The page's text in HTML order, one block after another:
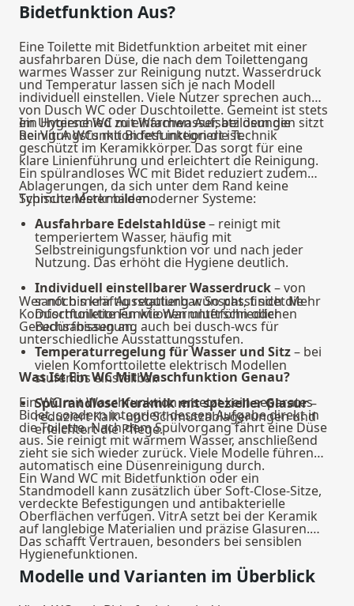
Bidetfunktion Aus?
Eine Toilette mit Bidetfunktion arbeitet mit einer
ausfahrbaren Düse, die nach dem Toilettengang
warmes Wasser zur Reinigung nutzt. Wasserdruck
und Temperatur lassen sich je nach Modell
individuell einstellen. Viele Nutzer sprechen auch
von Dusch WC oder Duschtoilette. Gemeint ist stets
ein Hygiene WC mit Warmwasser, bei dem die
Reinigungsfunktion fest integriert ist.
Im Unterschied zu einfachen Aufsatzlösungen sitzt
bei VitrA WCs mit Bidetfunktion die Technik
geschützt im Keramikkörper. Das sorgt für eine
klare Linienführung und erleichtert die Reinigung.
Ein spülrandloses WC mit Bidet reduziert zudem
Ablagerungen, da sich unter dem Rand keine
Schmutznester bilden.
Typische Merkmale moderner Systeme:
Ausfahrbare Edelstahldüse– reinigt mit
temperiertem Wasser, häufig mit
Selbstreinigungsfunktion vor und nach jeder
Nutzung. Das erhöht die Hygiene deutlich.
Individuell einstellbarer Wasserdruck– von
sanft bis kräftig regulierbar. So passt sich die
Duschtoilette Funktionen unterschiedlichen
Bedürfnissen an.
Temperaturregelung für Wasser und Sitz– bei
vielen Komforttoilette elektrisch Modellen
stufenlos einstellbar.
Spülrandlose Keramik mit spezieller Glasur–
reduziert Kalk- und Schmutzablagerungen und
erleichtert die Pflege.
Wer noch mehr Ausstattung wünscht, findet Mehr
Komfortfunktionen wie Warmluftföhn oder
Geruchsabsaugung auch bei dusch-wcs für
unterschiedliche Ausstattungsstufen.
Was Ist Ein WC Mit Waschfunktion Genau?
Ein WC mit Waschfunktion ersetzt kein separates
Bidet, sondern integriert dessen Aufgabe direkt in
die Toilette. Nach dem Spülvorgang fährt eine Düse
aus. Sie reinigt mit warmem Wasser, anschließend
zieht sie sich wieder zurück. Viele Modelle führen
automatisch eine Düsenreinigung durch.
Ein Wand WC mit Bidetfunktion oder ein
Standmodell kann zusätzlich über Soft-Close-Sitze,
verdeckte Befestigungen und antibakterielle
Oberflächen verfügen. VitrA setzt bei der Keramik
auf langlebige Materialien und präzise Glasuren.
Das schafft Vertrauen, besonders bei sensiblen
Hygienefunktionen.
Modelle und Varianten im Überblick